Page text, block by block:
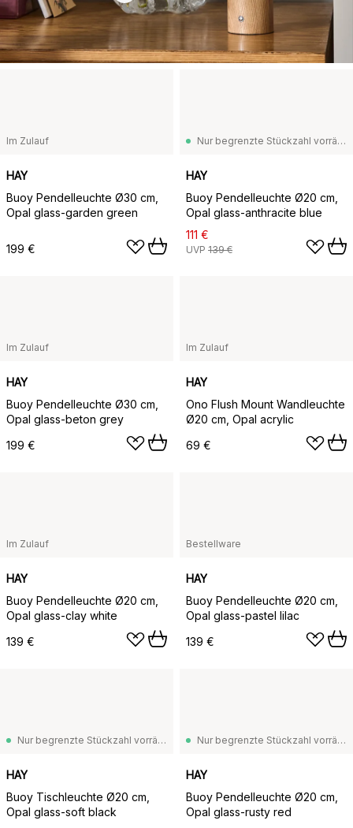
Im Zulauf
HAY
Buoy Pendelleuchte Ø30 cm,
Opal glass-garden green
199 €
Nur begrenzte Stückzahl vorrätig
HAY
Buoy Pendelleuchte Ø20 cm,
Opal glass-anthracite blue
111 €
UVP 139 €
Im Zulauf
HAY
Buoy Pendelleuchte Ø30 cm,
Opal glass-beton grey
199 €
Im Zulauf
HAY
Ono Flush Mount Wandleuchte
Ø20 cm, Opal acrylic
69 €
Im Zulauf
HAY
Buoy Pendelleuchte Ø20 cm,
Opal glass-clay white
139 €
Bestellware
HAY
Buoy Pendelleuchte Ø20 cm,
Opal glass-pastel lilac
139 €
Nur begrenzte Stückzahl vorrätig
HAY
Buoy Tischleuchte Ø20 cm,
Opal glass-soft black
Nur begrenzte Stückzahl vorrätig
HAY
Buoy Pendelleuchte Ø20 cm,
Opal glass-rusty red